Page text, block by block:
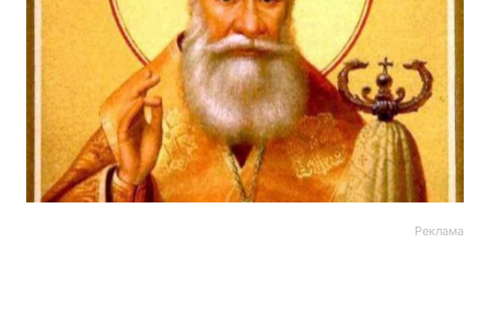
Реклама